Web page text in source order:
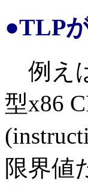
●TLP
例え
型x86
限界値